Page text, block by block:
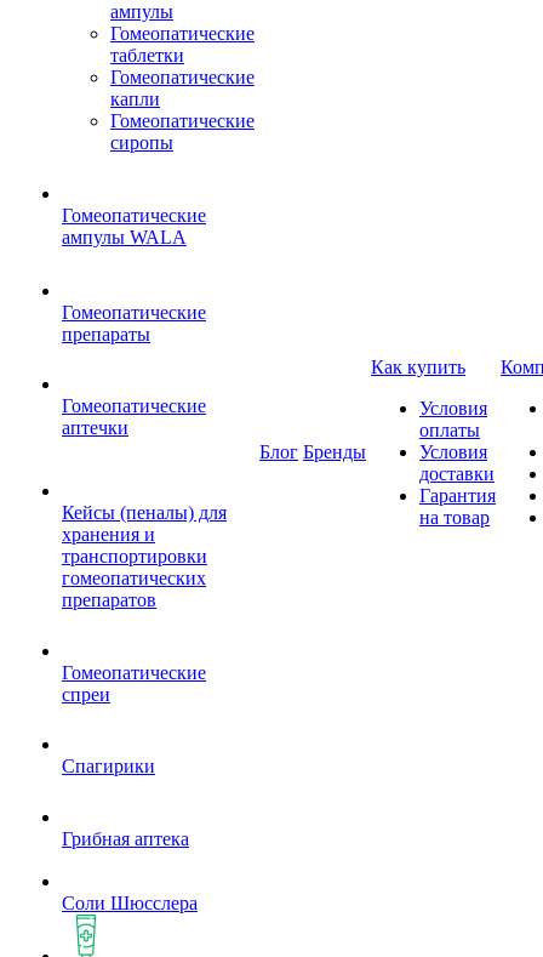
ампулы
Гомеопатические
таблетки
Гомеопатические
капли
Гомеопатические
сиропы
Гомеопатические
ампулы WALA
Гомеопатические
препараты
Гомеопатические
аптечки
Кейсы (пеналы) для
хранения и
транспортировки
гомеопатических
препаратов
Гомеопатические
спреи
Спагирики
Грибная аптека
Соли Шюсслера
Блог Бренды
Как купить
Условия
оплаты
Условия
доставки
Гарантия
на товар